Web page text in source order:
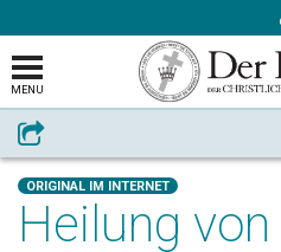
MENU
Weiterempfehlen
ORIGINAL IM INTERNET
Heilung von